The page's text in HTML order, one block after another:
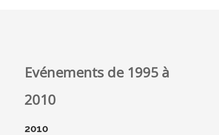
Evénements de 1995 à
2010
2010